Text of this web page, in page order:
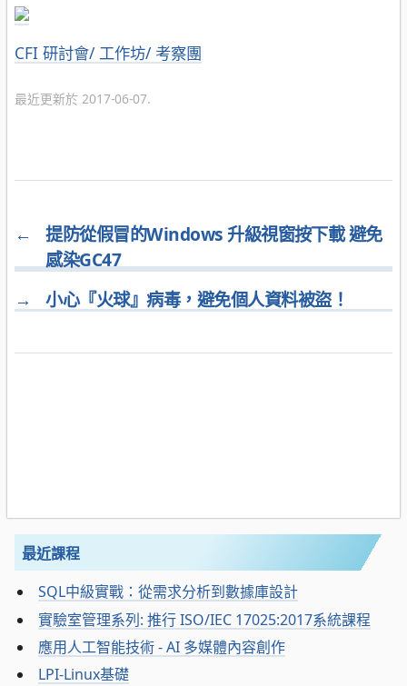
分
CFI 研討會/ 工作坊/ 考察團
最近更新於 2017-06-07.
←
提防從假冒的Windows 升級視窗按下載 避免
感染GC47
→
小心『火球』病毒，避免個人資料被盜！
最近課程
SQL中級實戰：從需求分析到數據庫設計
實驗室管理系列: 推行 ISO/IEC 17025:2017系統課程
應用人工智能技術 - AI 多媒體內容創作
LPI-Linux基礎